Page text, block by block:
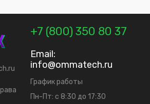
+7 (800) 350 80 37
Email:
info@ommatech.ru
График работы
Пн-Пт: с 8:30 до 17:30